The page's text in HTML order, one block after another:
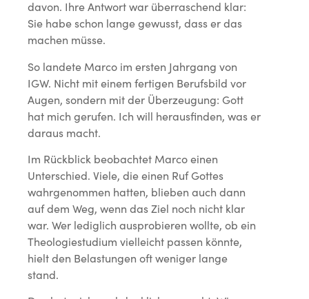
davon. Ihre Antwort war überraschend klar:
Sie habe schon lange gewusst, dass er das
machen müsse.
So landete Marco im ersten Jahrgang von
IGW. Nicht mit einem fertigen Berufsbild vor
Augen, sondern mit der Überzeugung: Gott
hat mich gerufen. Ich will herausfinden, was er
daraus macht.
Im Rückblick beobachtet Marco einen
Unterschied. Viele, die einen Ruf Gottes
wahrgenommen hatten, blieben auch dann
auf dem Weg, wenn das Ziel noch nicht klar
war. Wer lediglich ausprobieren wollte, ob ein
Theologiestudium vielleicht passen könnte,
hielt den Belastungen oft weniger lange
stand.